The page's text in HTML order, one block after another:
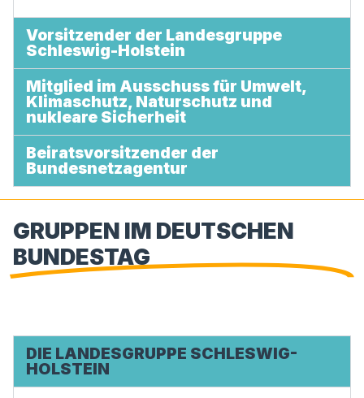
Vorsitzender der Landesgruppe
Schleswig-Holstein
Mitglied im Ausschuss für Umwelt,
Klimaschutz, Naturschutz und
nukleare Sicherheit
Beiratsvorsitzender der
Bundesnetzagentur
GRUPPEN IM DEUTSCHEN
BUNDESTAG
DIE LANDESGRUPPE SCHLESWIG-
HOLSTEIN